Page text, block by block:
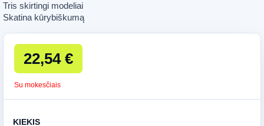
Tris skirtingi modeliai
Skatina kūrybiškumą
22,54 €
Su mokesčiais
KIEKIS